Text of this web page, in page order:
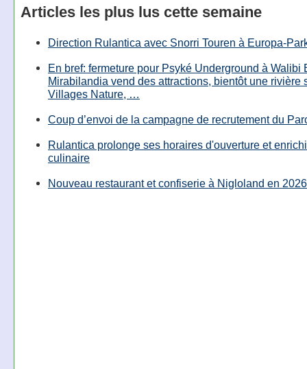
Articles les plus lus cette semaine
Direction Rulantica avec Snorri Touren à Europa-
En bref: fermeture pour Psyké Underground à Walibi
Mirabilandia vend des attractions, bientôt une rivière
Villages Nature, …
Coup d’envoi de la campagne de recrutement du
Rulantica prolonge ses horaires d'ouverture et
culinaire
Nouveau restaurant et confiserie à Nigloland en 2026